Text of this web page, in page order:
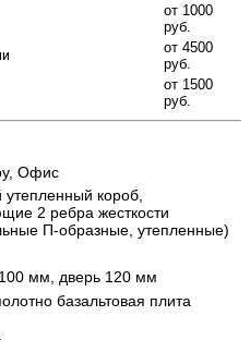
от 1000
руб.
от 4500
руб.
от 1500
руб.
Офис
короб,
2 ребра жесткости
П-образные, утепленные)
мм, дверь 120 мм
базальтовая плита